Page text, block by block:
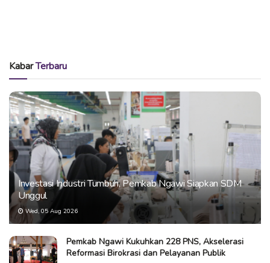
KabarTerbaru
Investasi Industri Tumbuh, Pemkab Ngawi Siapkan SDM
Unggul
Wed, 05 Aug 2026
Pemkab Ngawi Kukuhkan 228 PNS, Akselerasi
Reformasi Birokrasi dan Pelayanan Publik